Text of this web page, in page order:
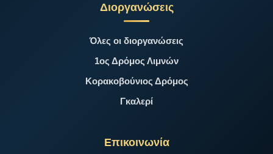
Διοργανώσεις
Όλες οι διοργανώσεις
1ος Δρόμος Λιμνών
Κορακοβούνιος Δρόμος
Γκαλερί
Επικοινωνία